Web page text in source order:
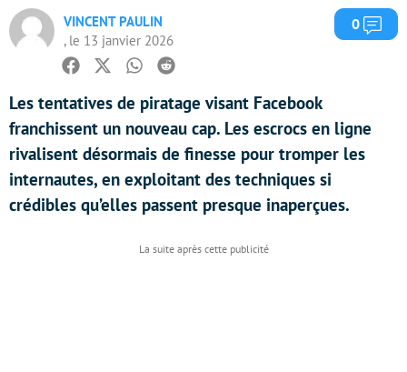
VINCENT PAULIN
, le 13 janvier 2026
0
Facebook
TwitterWhatsapp
Reddit
Les tentatives de piratage visant Facebook
franchissent un nouveau cap. Les escrocs en ligne
rivalisent désormais de finesse pour tromper les
internautes, en exploitant des techniques si
crédibles qu’elles passent presque inaperçues.